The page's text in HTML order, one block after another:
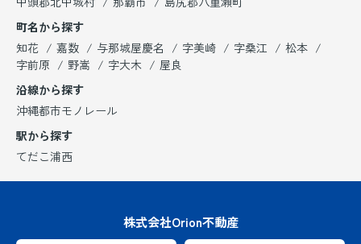
町名から探す
知花
嘉数 与那城屋慶名 字美崎 字桑江
松本
字前原
野嵩 字大木
屋良
沿線から探す
沖縄都市モノレール
駅から探す
てだこ浦西
株式会社Orion不動産